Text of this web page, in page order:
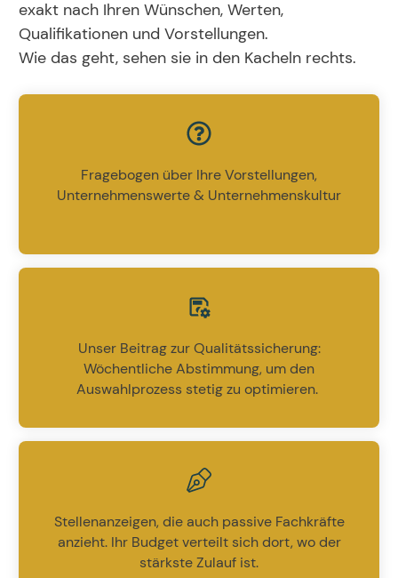
exakt nach Ihren Wünschen, Werten,
Qualifikationen und Vorstellungen.
Wie das geht, sehen sie in den Kacheln rechts.
Fragebogen über Ihre Vorstellungen,
Unternehmenswerte & Unternehmenskultur
Unser Beitrag zur Qualitätssicherung:
Wöchentliche Abstimmung, um den
Auswahlprozess stetig zu optimieren.
Stellenanzeigen, die auch passive Fachkräfte
anzieht. Ihr Budget verteilt sich dort, wo der
stärkste Zulauf ist.